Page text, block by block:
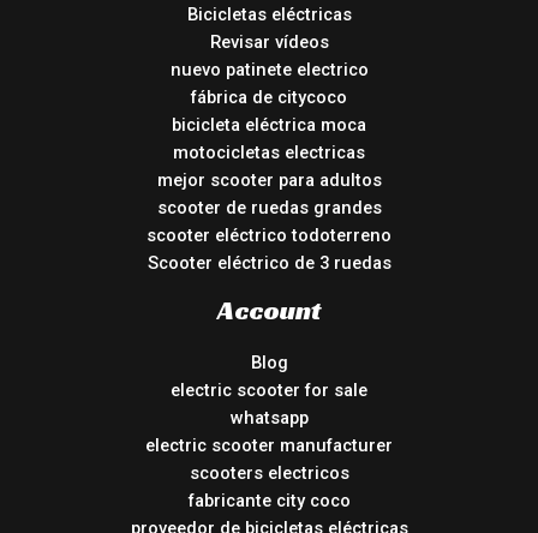
Bicicletas eléctricas
Revisar vídeos
nuevo patinete electrico
fábrica de citycoco
bicicleta eléctrica moca
motocicletas electricas
mejor scooter para adultos
scooter de ruedas grandes
scooter eléctrico todoterreno
Scooter eléctrico de 3 ruedas
Account
Blog
electric scooter for sale
whatsapp
electric scooter manufacturer
scooters electricos
fabricante city coco